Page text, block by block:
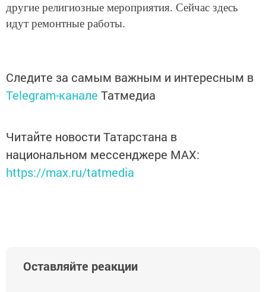
другие религиозные мероприятия. Сейчас здесь
идут ремонтные работы.
Следите за самым важным и интересным в
Telegram-канале Татмедиа
Читайте новости Татарстана в
национальном мессенджере MАХ:
https://max.ru/tatmedia
Оставляйте реакции